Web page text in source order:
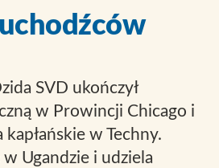
SVD ukończył
w Prowincji Chicago i
kapłańskie w Techny.
Ugandzie i udziela